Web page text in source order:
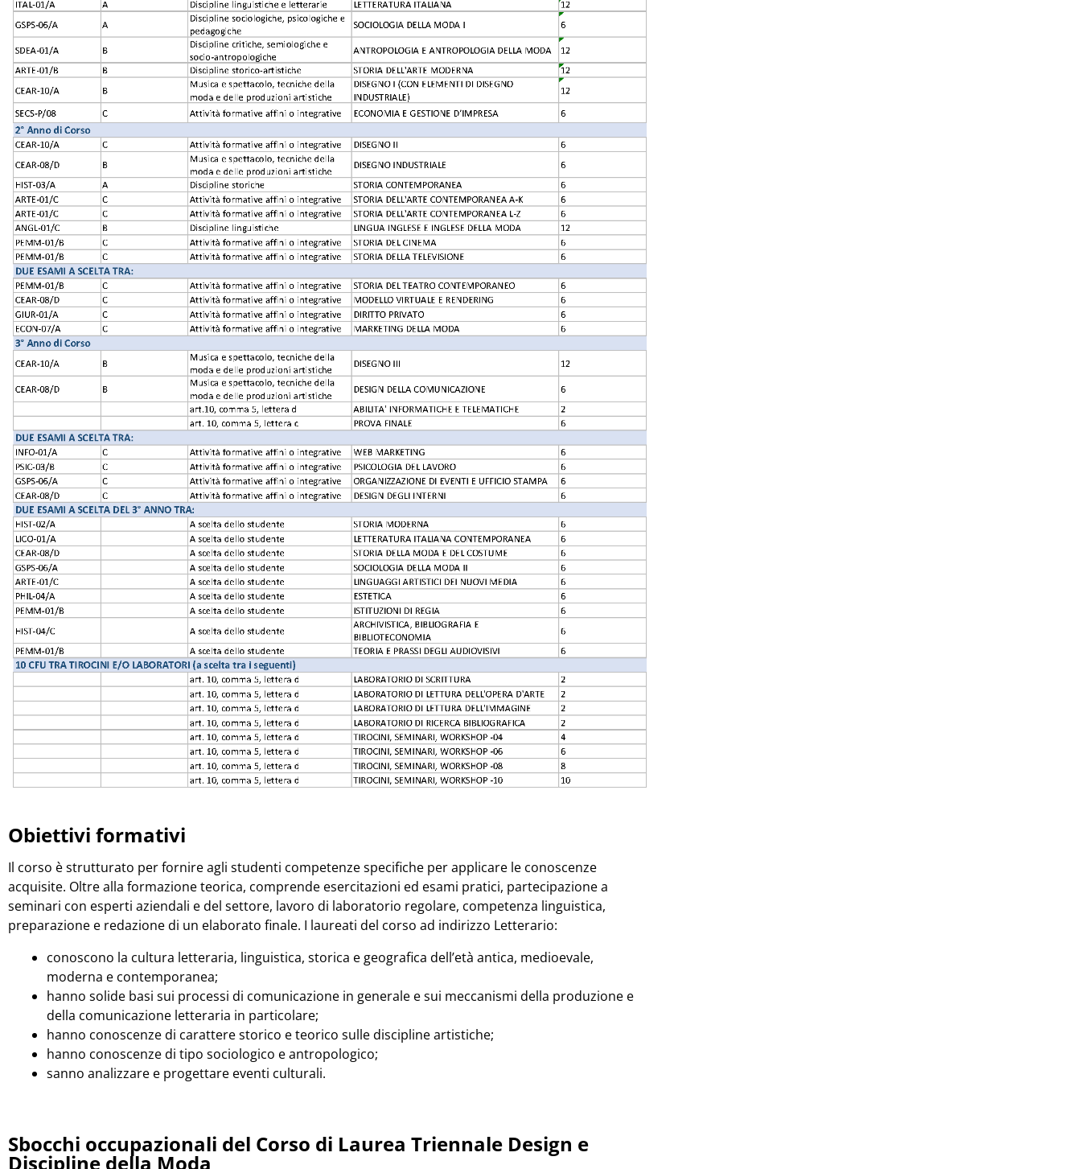
Obiettivi formativi
Il corso è strutturato per fornire agli studenti competenze specifiche per applicare le conoscenze
acquisite. Oltre alla formazione teorica, comprende esercitazioni ed esami pratici, partecipazione a
seminari con esperti aziendali e del settore, lavoro di laboratorio regolare, competenza linguistica,
preparazione e redazione di un elaborato finale. I laureati del corso ad indirizzo Letterario:
conoscono la cultura letteraria, linguistica, storica e geografica dell’età antica, medioevale,
moderna e contemporanea;
hanno solide basi sui processi di comunicazione in generale e sui meccanismi della produzione e
della comunicazione letteraria in particolare;
hanno conoscenze di carattere storico e teorico sulle discipline artistiche;
hanno conoscenze di tipo sociologico e antropologico;
sanno analizzare e progettare eventi culturali.
Sbocchi occupazionali del Corso di Laurea Triennale Design e
Discipline della Moda